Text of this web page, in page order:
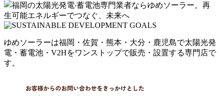
ゆめソーラーは福岡・佐賀・熊本・大分・鹿児島で太陽光発
電・蓄電池・V2Hをワンストップで販売・設置する専門店で
す。